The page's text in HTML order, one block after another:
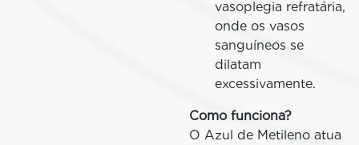
vasoplegia refratária,
onde os vasos
sanguíneos se
dilatam
excessivamente.
Como funciona?
O Azul de Metileno atua